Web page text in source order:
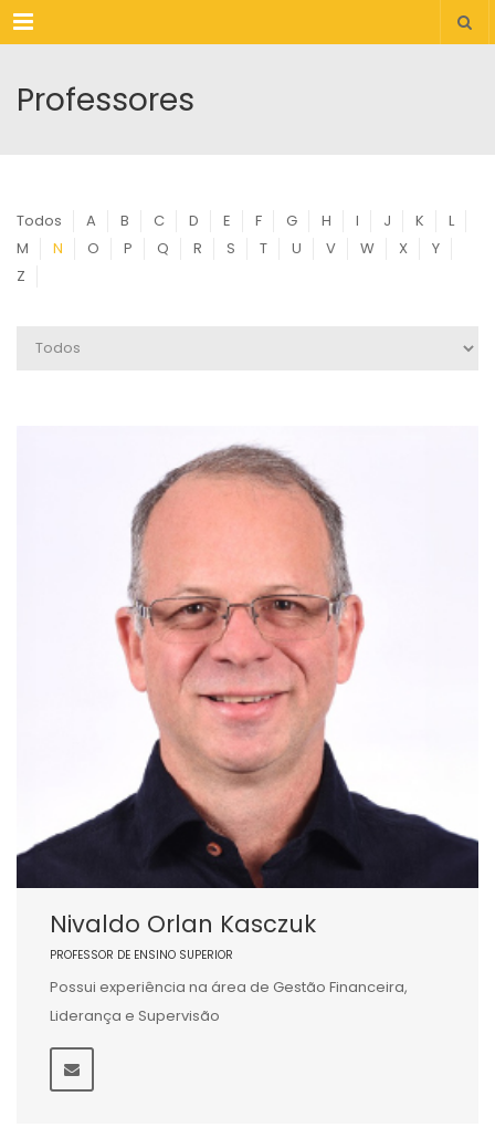
Menu
Professores
Todos A B C D E F G H I J K
L
M
N O P Q R S T U V W X
Y
Z
Nivaldo Orlan Kasczuk
PROFESSOR DE ENSINO SUPERIOR
Possui experiência na área de Gestão Financeira,
Liderança e Supervisão